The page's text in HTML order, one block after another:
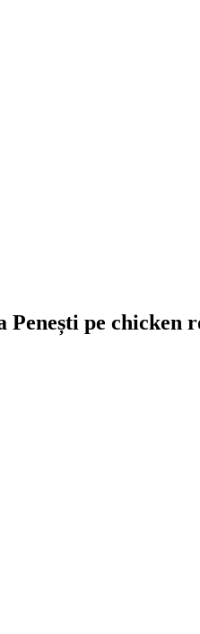
pe chicken